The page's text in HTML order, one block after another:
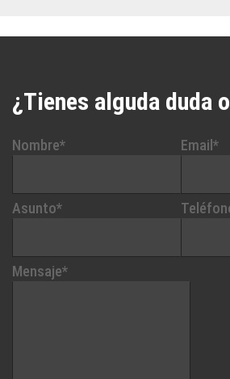
¿Tienes alguda duda
Nombre*
Asunto*
Email*
Mensaje*